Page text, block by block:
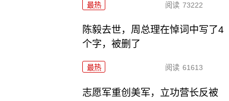
最热 阅读 73222
陈毅去世，周总理在悼词中写了4
个字，被删了
最热 阅读 61613
志愿军重创美军，立功营长反被